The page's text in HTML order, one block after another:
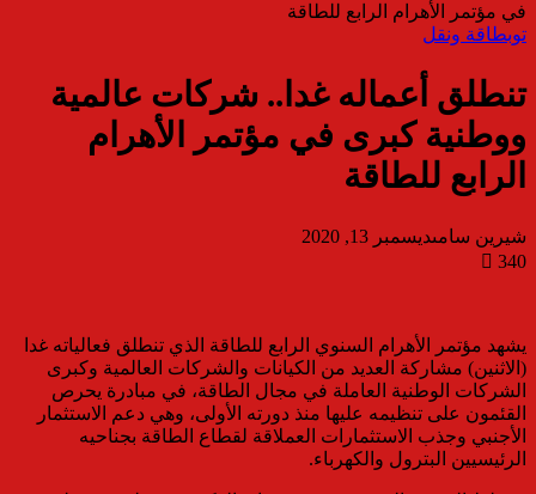
في مؤتمر الأهرام الرابع للطاقة
توبطاقة ونقل
تنطلق أعماله غدا.. شركات عالمية
ووطنية كبرى في مؤتمر الأهرام
الرابع للطاقة
شيرين سامىديسمبر 13, 2020
340
يشهد مؤتمر الأهرام السنوي الرابع للطاقة الذي تنطلق فعالياته غدا
(الاثنين) مشاركة العديد من الكيانات والشركات العالمية وكبرى
الشركات الوطنية العاملة في مجال الطاقة، في مبادرة يحرص
القئمون على تنظيمه عليها منذ دورته الأولى، وهي دعم الاستثمار
الأجنبي وجذب الاستثمارات العملاقة لقطاع الطاقة بجناحيه
الرئيسيين البترول والكهرباء.